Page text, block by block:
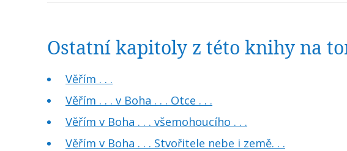
Ostatní kapitoly z této knihy na
Věřím . . .
Věřím . . . v Boha . . . Otce . . .
Věřím v Boha . . . všemohoucího . . .
Věřím v Boha . . . Stvořitele nebe i země. . .